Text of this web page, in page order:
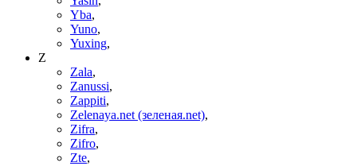
Yba,
Yuno,
Yuxing,
Z
Zala,
Zanussi,
Zappiti,
Zelenaya.net (зеленая.net),
Zifra,
Zifro,
Zte,